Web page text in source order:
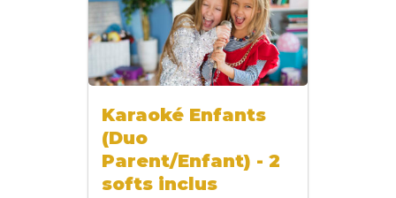
Karaoké Enfants
(Duo
Parent/Enfant) - 2
softs inclus